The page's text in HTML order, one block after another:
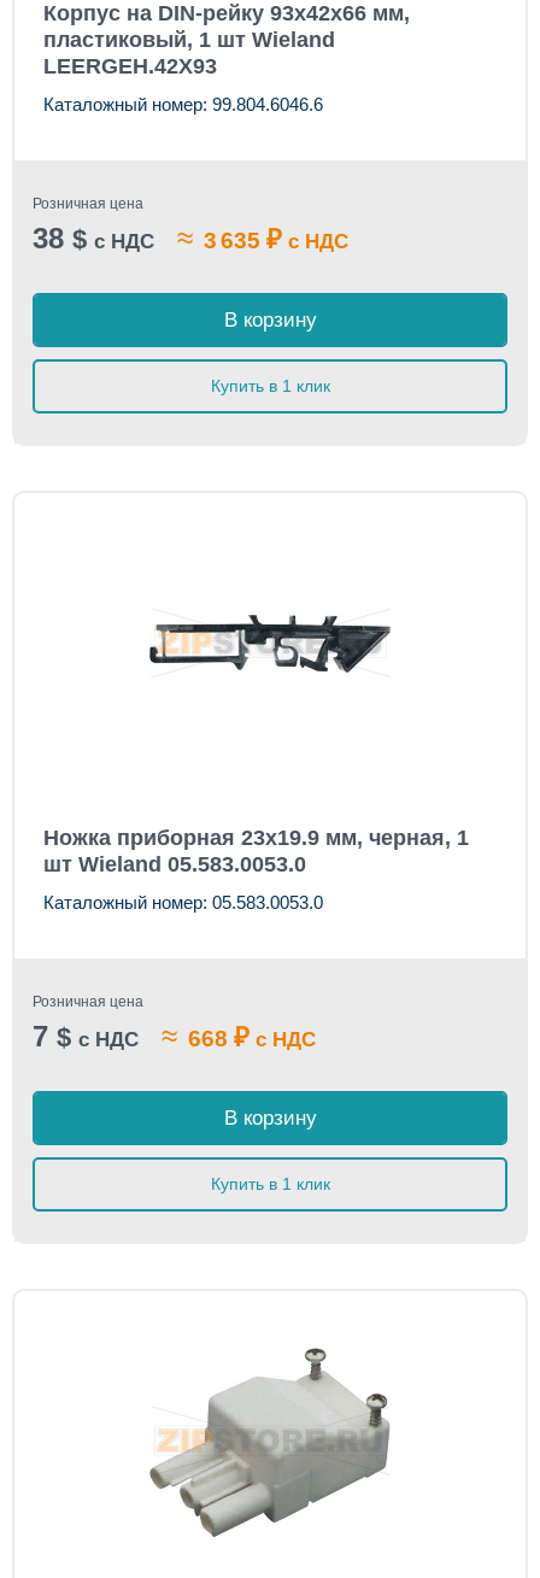
Корпус на DIN-рейку 93x42x66 мм,
пластиковый, 1 шт Wieland
LEERGEH.42X93
Каталожный номер: 99.804.6046.6
Розничная цена
38 $ с НДС ≈ 3 635 ₽ с НДС
В корзину
Купить в 1 клик
Ножка приборная 23х19.9 мм, черная, 1
шт Wieland 05.583.0053.0
Каталожный номер: 05.583.0053.0
Розничная цена
7 $ с НДС ≈ 668 ₽ с НДС
В корзину
Купить в 1 клик